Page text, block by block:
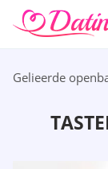
Gelieerde